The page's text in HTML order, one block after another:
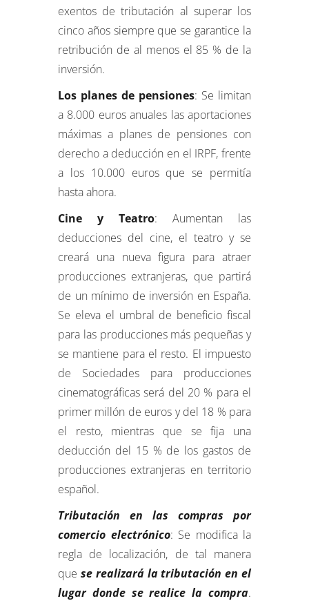
exentos de tributación al superar los
cinco años siempre que se garantice la
retribución de al menos el 85 % de la
inversión.
Los planes de pensiones: Se limitan
a 8.000 euros anuales las aportaciones
máximas a planes de pensiones con
derecho a deducción en el IRPF, frente
a los 10.000 euros que se permitía
hasta ahora.
Cine y Teatro: Aumentan las
deducciones del cine, el teatro y se
creará una nueva figura para atraer
producciones extranjeras, que partirá
de un mínimo de inversión en España.
Se eleva el umbral de beneficio fiscal
para las producciones más pequeñas y
se mantiene para el resto. El impuesto
de Sociedades para producciones
cinematográficas será del 20 % para el
primer millón de euros y del 18 % para
el resto, mientras que se fija una
deducción del 15 % de los gastos de
producciones extranjeras en territorio
español.
Tributación en las compras por
comercio electrónico: Se modifica la
regla de localización, de tal manera
que se realizará la tributación en el
lugar donde se realice la compra.